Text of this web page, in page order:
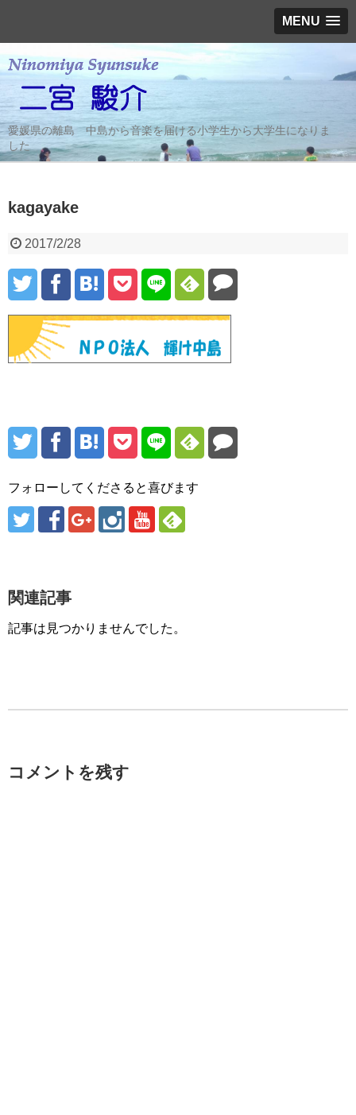
MENU
愛媛県の離島 中島から音楽を届ける小学生から大学生になりま
した
kagayake
2017/2/28
フォローしてくださると喜びます
関連記事
記事は見つかりませんでした。
コメントを残す